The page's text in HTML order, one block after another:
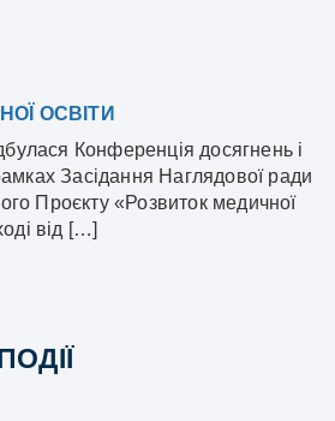
ОСВІТИ
Конференція досягнень і
Засідання Наглядової ради
Проєкту «Розвиток медичної
від […]